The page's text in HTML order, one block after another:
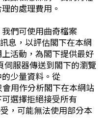
的處理費用。
們可使用曲奇檔案
息，以評估閣下在本網
活動，為閣下提供最好
服器傳送到閣下的瀏覽
少量資料。從
用作分析閣下在本網站
選擇拒絕接受所有
，可能無法使用部分本